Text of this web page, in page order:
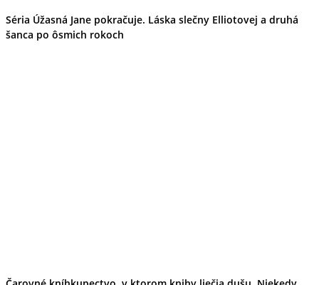
Séria Úžasná Jane pokračuje. Láska slečny Elliotovej a druhá
šanca po ôsmich rokoch